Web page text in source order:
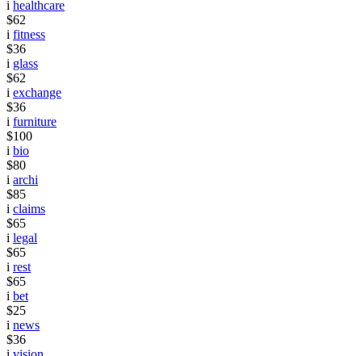
i healthcare
$62
i fitness
$36
i glass
$62
i exchange
$36
i furniture
$100
i bio
$80
i archi
$85
i claims
$65
i legal
$65
i rest
$65
i bet
$25
i news
$36